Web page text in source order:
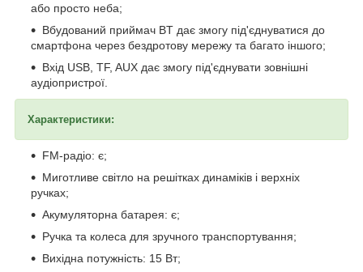
або просто неба;
Вбудований приймач BT дає змогу під'єднуватися до
смартфона через бездротову мережу та багато іншого;
Вхід USB, TF, AUX дає змогу під'єднувати зовнішні
аудіопристрої.
Характеристики:
FM-радіо: є;
Миготливе світло на решітках динаміків і верхніх
ручках;
Акумуляторна батарея: є;
Ручка та колеса для зручного транспортування;
Вихідна потужність: 15 Вт;